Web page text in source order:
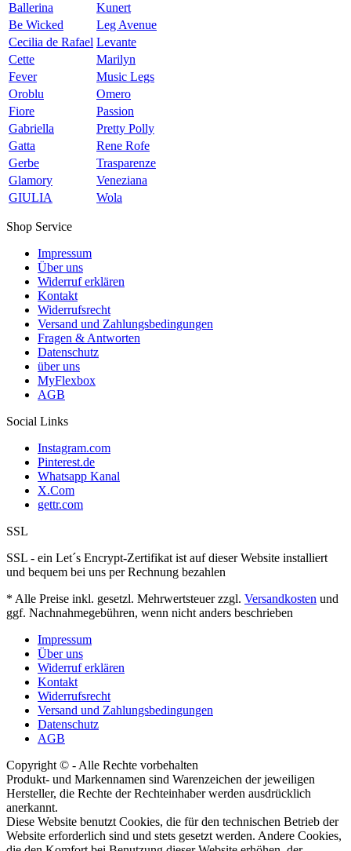
Ballerina
Kunert
Be Wicked
Leg Avenue
Cecilia de Rafael Levante
Cette
Marilyn
Fever
Music Legs
Oroblu
Omero
Fiore
Passion
Gabriella
Pretty Polly
Gatta
Rene Rofe
Gerbe
Trasparenze
Glamory
Veneziana
GIULIA
Wola
Shop Service
Impressum
Über uns
Widerruf erklären
Kontakt
Widerrufsrecht
Versand und Zahlungsbedingungen
Fragen & Antworten
Datenschutz
über uns
MyFlexbox
AGB
Social Links
Instagram.com
Pinterest.de
Whatsapp Kanal
X.Com
gettr.com
SSL
SSL - ein Let´s Encrypt-Zertifikat ist auf dieser Website installiert
und bequem bei uns per Rechnung bezahlen
* Alle Preise inkl. gesetzl. Mehrwertsteuer zzgl. Versandkosten und
ggf. Nachnahmegebühren, wenn nicht anders beschrieben
Impressum
Über uns
Widerruf erklären
Kontakt
Widerrufsrecht
Versand und Zahlungsbedingungen
Datenschutz
AGB
Copyright © - Alle Rechte vorbehalten
Produkt- und Markennamen sind Warenzeichen der jeweiligen
Hersteller, die Rechte der Rechteinhaber werden ausdrücklich
anerkannt.
Diese Website benutzt Cookies, die für den technischen Betrieb der
Website erforderlich sind und stets gesetzt werden. Andere Cookies,